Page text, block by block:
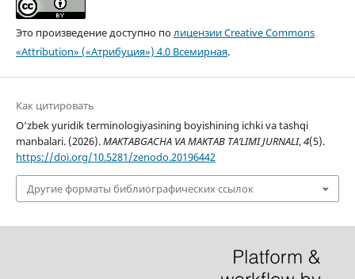
Это произведение доступно по лицензии Creative Commons
«Attribution» («Атрибуция») 4.0 Всемирная.
Как цитировать
O‘zbek yuridik terminologiyasining boyishining ichki va tashqi
manbalari. (2026).MAKTABGACHA VA MAKTAB TA’LIMI JURNALI,4(5).
https://doi.org/10.5281/zenodo.20196442
Другие форматы библиографических ссылок